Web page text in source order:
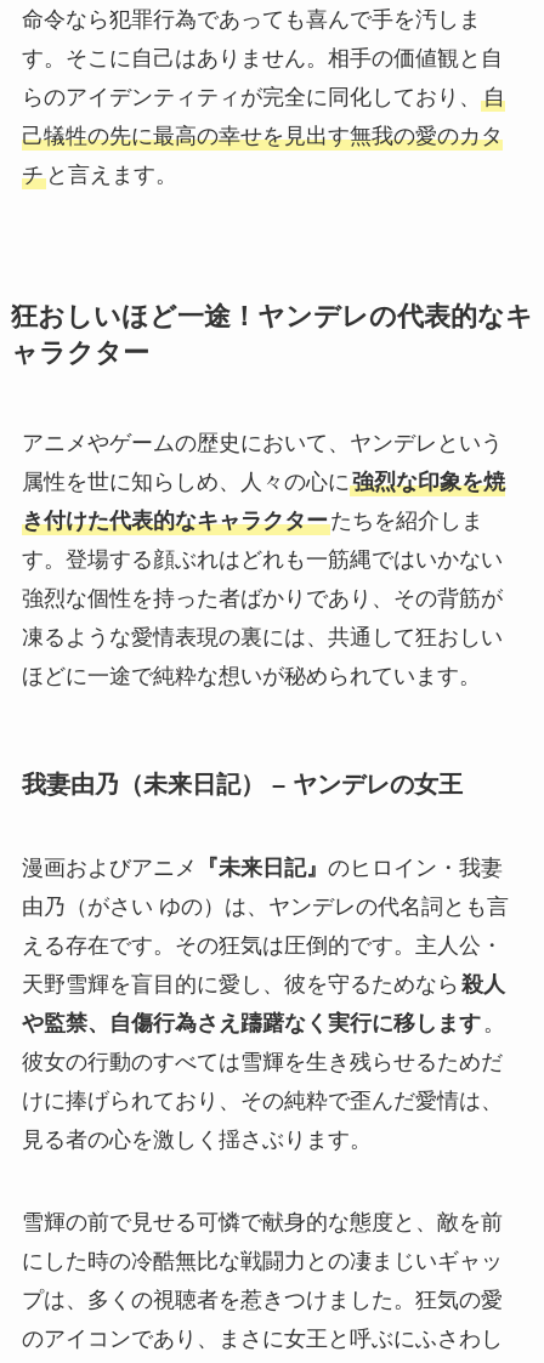
命令なら犯罪行為であっても喜んで手を汚しま
す。そこに自己はありません。相手の価値観と自
らのアイデンティティが完全に同化しており、 自
己犠牲の先に最高の幸せを見出す無我の愛のカタ
チと言えます。
狂おしいほど一途！ヤンデレの代表的なキ
ャラクター
アニメやゲームの歴史において、ヤンデレという
属性を世に知らしめ、人々の心に強烈な印象を焼
き付けた代表的なキャラクターたちを紹介しま
す。登場する顔ぶれはどれも一筋縄ではいかない
強烈な個性を持った者ばかりであり、その背筋が
凍るような愛情表現の裏には、共通して狂おしい
ほどに一途で純粋な想いが秘められています。
我妻由乃（未来日記） – ヤンデレの女王
漫画およびアニメ 『未来日記』 のヒロイン・我妻
由乃（がさい ゆの）は、ヤンデレの代名詞とも言
える存在です。その狂気は圧倒的です。主人公・
天野雪輝を盲目的に愛し、彼を守るためなら 殺人
や監禁、自傷行為さえ躊躇なく実行に移します 。
彼女の行動のすべては雪輝を生き残らせるためだ
けに捧げられており、その純粋で歪んだ愛情は、
見る者の心を激しく揺さぶります。
雪輝の前で見せる可憐で献身的な態度と、敵を前
にした時の冷酷無比な戦闘力との凄まじいギャッ
プは、多くの視聴者を惹きつけました。狂気の愛
のアイコンであり、まさに女王と呼ぶにふさわし